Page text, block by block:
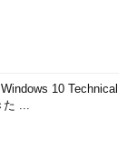
10 Technical
た ...